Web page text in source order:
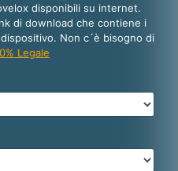
disponibili su internet.
di download che contiene i
Non c´è bisogno di
Legale